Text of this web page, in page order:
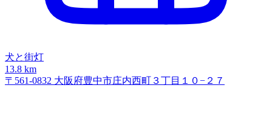
犬と街灯
13.8 km
〒561-0832 大阪府豊中市庄内西町３丁目１０−２７